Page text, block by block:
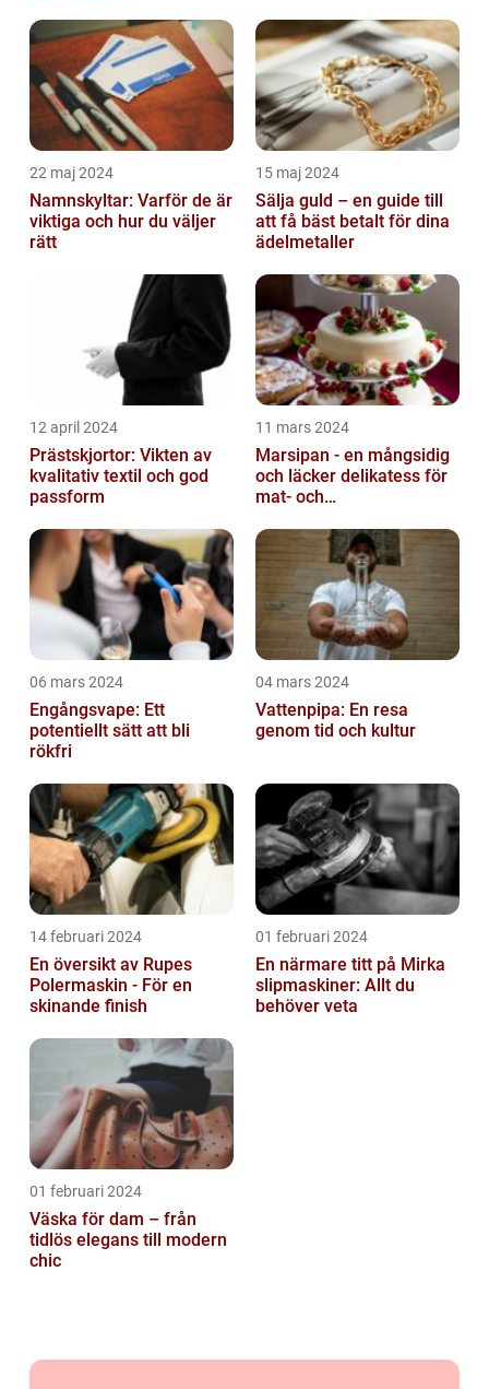
22 maj 2024
Namnskyltar: Varför de är
viktiga och hur du väljer
rätt
15 maj 2024
Sälja guld – en guide till
att få bäst betalt för dina
ädelmetaller
12 april 2024
Prästskjortor: Vikten av
kvalitativ textil och god
passform
11 mars 2024
Marsipan - en mångsidig
och läcker delikatess för
mat- och
06 mars 2024
Engångsvape: Ett
potentiellt sätt att bli
rökfri
04 mars 2024
Vattenpipa: En resa
genom tid och kultur
14 februari 2024
En översikt av Rupes
Polermaskin - För en
skinande finish
01 februari 2024
En närmare titt på Mirka
slipmaskiner: Allt du
behöver veta
01 februari 2024
Väska för dam – från
tidlös elegans till modern
chic